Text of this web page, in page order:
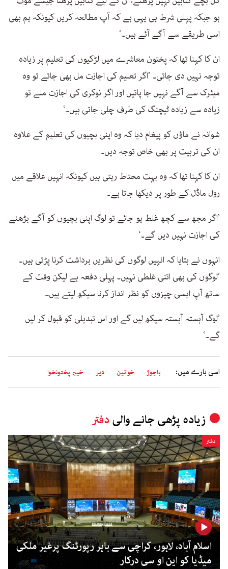
ہو جبکہ پہلی شرط ہی یہی ہے کہ آپ مطالعہ کریں کیونکہ ہم بھی
اسی طریقے سے آگے آئے ہیں۔‘
ان کا کہنا تھا کہ پختون معاشرے میں لڑکیوں کی تعلیم پر زیادہ
توجہ نہیں دی جاتی۔ ’اگر تعلیم کی اجازت مل بھی جائے تو وہ
میٹرک سے آگے نہیں جا پاتیں اور اگر نوکری کی اجازت ملے تو
زیادہ سے زیادہ ٹیچنگ کی طرف چلی جاتی ہیں۔‘
شوانہ نے ماؤں کو پیغام دیا کہ وہ اپنی بچیوں کی تعلیم کے علاوہ
ان کی تربیت پر بھی خاص توجہ دیں۔
ان کا کہنا تھا کہ وہ بہت محتاط رہتی ہیں کیونکہ انہیں علاقے میں
رول ماڈل کے طور پر دیکھا جاتا ہے۔
’اگر مجھ سے کچھ غلط ہو جائے تو لوگ اپنی بچیوں کو آگے بڑھنے
کی اجازت نہیں دیں گے۔‘
انہوں نے بتایا کہ انہیں لوگوں کی نظریں برداشت کرنا پڑتی ہیں۔
’لوگوں کی بھی اتنی غلطی نہیں۔ پہلی دفعہ ہے لیکن وقت کے
ساتھ آپ ایسی چیزوں کو نظر انداز کرنا سیکھ لیتے ہیں۔
’لوگ آہستہ آہستہ سیکھ لیں گے اور اس تبدیلی کو قبول کر لیں
گے۔‘
اسی بارے میں: باجوڑ خواتین دیر خیبر پختونخوا
زیادہ پڑھی جانے والیدفتر
دفتر
اسلام آباد، لاہور، کراچی سے باہر رپورٹنگ پرغیر ملکی
میڈیا کو این او سی درکار